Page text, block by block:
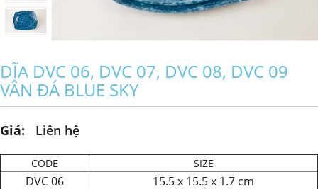
DĨA DVC 06, DVC 07, DVC 08, DVC 09
VÂN ĐÁ BLUE SKY
Giá: Liên hệ
CODE SIZE
DVC 06
15.5 x 15.5 x 1.7 cm